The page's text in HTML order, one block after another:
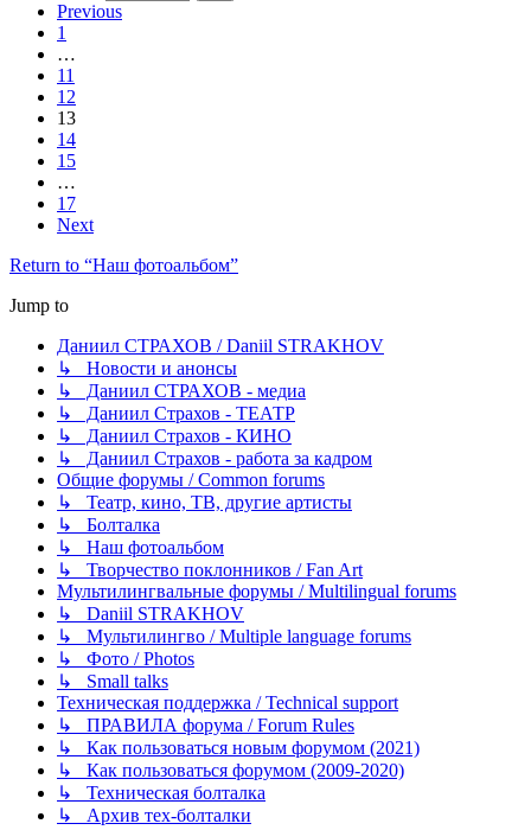
Previous
1
…
11
12
13
14
15
…
17
Next
Return to “Наш фотоальбом”
Jump to
Даниил СТРАХОВ / Daniil STRAKHOV
↳ Новости и анонсы
↳ Даниил СТРАХОВ - медиа
↳ Даниил Страхов - ТЕАТР
↳ Даниил Страхов - КИНО
↳ Даниил Страхов - работа за кадром
Общие форумы / Common forums
↳ Театр, кино, ТВ, другие артисты
↳ Болталка
↳ Наш фотоальбом
↳ Творчество поклонников / Fan Art
Мультилингвальные форумы / Multilingual forums
↳ Daniil STRAKHOV
↳ Мультилингво / Multiple language forums
↳ Фото / Photos
↳ Small talks
Техническая поддержка / Technical support
↳ ПРАВИЛА форума / Forum Rules
↳ Как пользоваться новым форумом (2021)
↳ Как пользоваться форумом (2009-2020)
↳ Техническая болталка
↳ Архив тех-болталки